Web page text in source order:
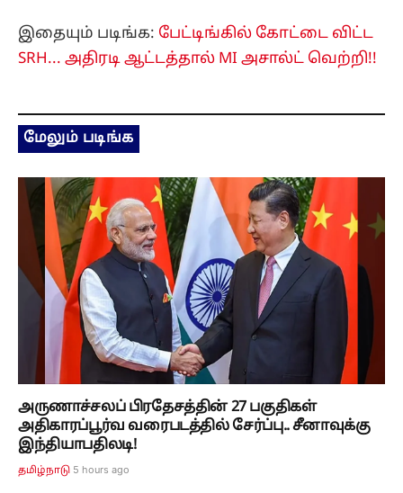
இதையும் படிங்க: பேட்டிங்கில் கோட்டை விட்ட
SRH... அதிரடி ஆட்டத்தால் MI அசால்ட் வெற்றி!!
மேலும் படிங்க
அருணாச்சலப் பிரதேசத்தின் 27 பகுதிகள்
அதிகாரப்பூர்வ வரைபடத்தில் சேர்ப்பு.. சீனாவுக்கு
இந்தியாபதிலடி!
தமிழ்நாடு 5 hours ago